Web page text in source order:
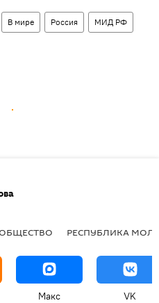
В мире Россия МИД РФ
РЕСПУБЛИКА
Макс VK